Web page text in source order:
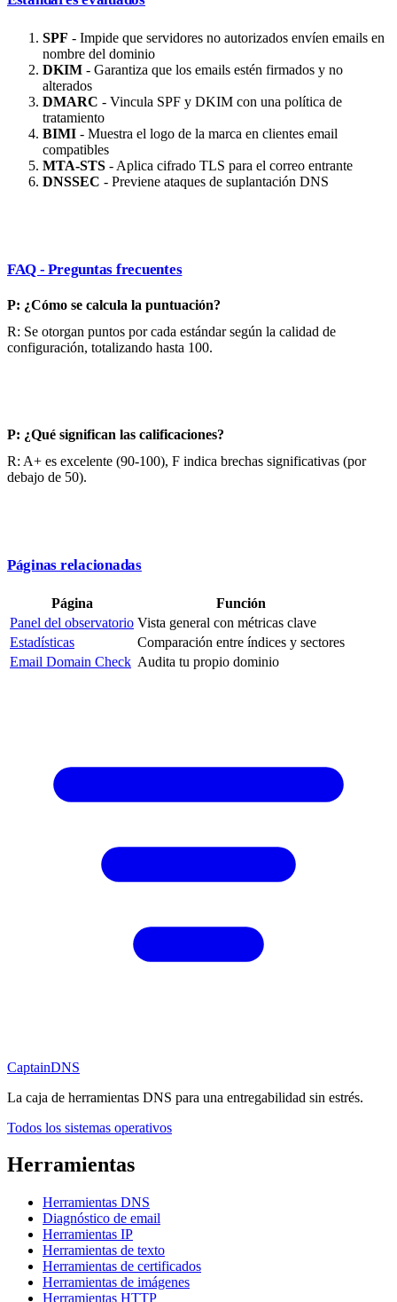
SPF - Impide que servidores no autorizados envíen emails en
nombre del dominio
DKIM - Garantiza que los emails estén firmados y no
alterados
DMARC - Vincula SPF y DKIM con una política de
tratamiento
BIMI - Muestra el logo de la marca en clientes email
compatibles
MTA-STS - Aplica cifrado TLS para el correo entrante
DNSSEC - Previene ataques de suplantación DNS
FAQ - Preguntas frecuentes
P: ¿Cómo se calcula la puntuación?
R: Se otorgan puntos por cada estándar según la calidad de
configuración, totalizando hasta 100.
P: ¿Qué significan las calificaciones?
R: A+ es excelente (90-100), F indica brechas significativas (por
debajo de 50).
Páginas relacionadas
Página
Función
Panel del observatorio Vista general con métricas clave
Estadísticas
Comparación entre índices y sectores
Email Domain Check Audita tu propio dominio
CaptainDNS
La caja de herramientas DNS para una entregabilidad sin estrés.
Todos los sistemas operativos
Herramientas
Herramientas DNS
Diagnóstico de email
Herramientas IP
Herramientas de texto
Herramientas de certificados
Herramientas de imágenes
Herramientas HTTP